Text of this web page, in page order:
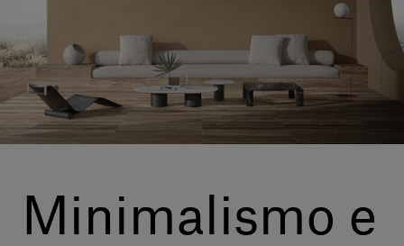
Italiano
Contattaci
Minimalismo e